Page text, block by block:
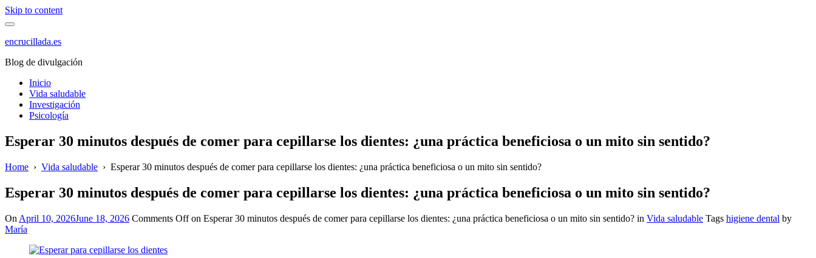
Skip to content
encrucillada.es
Blog de divulgación
Inicio
Vida saludable
Investigación
Psicología
Esperar 30 minutos después de comer para cepillarse los dientes: ¿una práctica beneficiosa o un mito sin sentido?
Home › Vida saludable › Esperar 30 minutos después de comer para cepillarse los dientes: ¿una práctica beneficiosa o un mito sin sentido?
Esperar 30 minutos después de comer para cepillarse los dientes: ¿una práctica beneficiosa o un mito sin sentido?
On April 10, 2026June 18, 2026 Comments Offon Esperar 30 minutos después de comer para cepillarse los dientes: ¿una práctica beneficiosa o un mito sin sentido? in Vida saludable Tags higiene dental by
María